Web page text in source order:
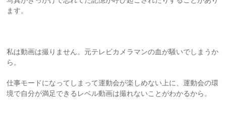
ます。
私は動画は撮りません。元テレビカメラマンの血が騒いでしまうか
ら。
仕事モードになってしまって運動会が楽しめない上に、運動会の環
境で自分が満足できるレベル動画は撮れないことがわかるから。